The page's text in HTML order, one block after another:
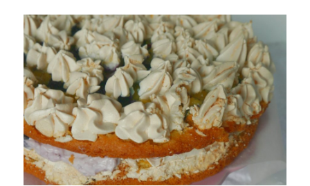
Food-
und
Travelblog